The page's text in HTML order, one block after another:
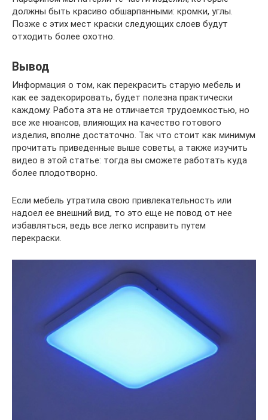
должны быть красиво обшарпанными: кромки, углы.
Позже с этих мест краски следующих слоев будут
отходить более охотно.
Вывод
Информация о том, как перекрасить старую мебель и
как ее задекорировать, будет полезна практически
каждому. Работа эта не отличается трудоемкостью, но
все же нюансов, влияющих на качество готового
изделия, вполне достаточно. Так что стоит как минимум
прочитать приведенные выше советы, а также изучить
видео в этой статье: тогда вы сможете работать куда
более плодотворно.
Если мебель утратила свою привлекательность или
надоел ее внешний вид, то это еще не повод от нее
избавляться, ведь все легко исправить путем
перекраски.